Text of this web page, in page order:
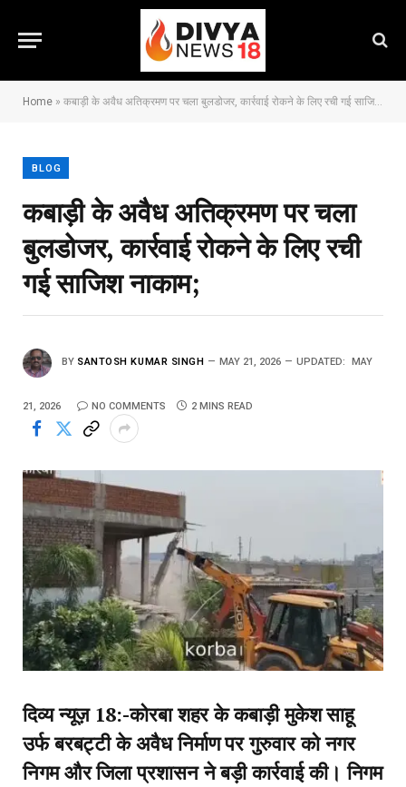
Home » कबाड़ी के अवैध अतिक्रमण पर चला बुलडोजर, कार्रवाई रोकने के लिए रची गई साजिश नाकाम;
BLOG
कबाड़ी के अवैध अतिक्रमण पर चला
बुलडोजर, कार्रवाई रोकने के लिए रची
गई साजिश नाकाम;
BY SANTOSH KUMAR SINGH MAY 21, 2026 UPDATED: MAY
21, 2026 NO COMMENTS 2 MINS READ
दिव्य न्यूज़ 18:-कोरबा शहर के कबाड़ी मुकेश साहू
उर्फ बरबट्टी के अवैध निर्माण पर गुरुवार को नगर
निगम और जिला प्रशासन ने बड़ी कार्रवाई की। निगम